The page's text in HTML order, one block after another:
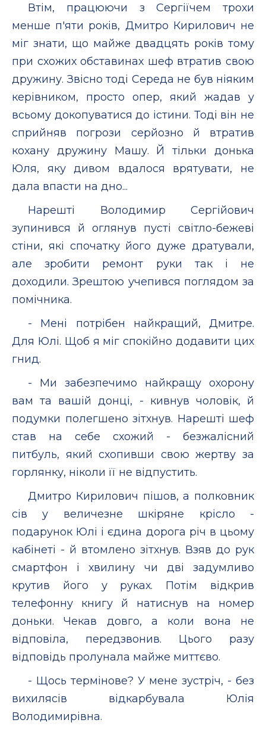
Втім, працюючи з Сергіїчем трохи
менше п'яти років, Дмитро Кирилович не
міг знати, що майже двадцять років тому
при схожих обставинах шеф втратив свою
дружину. Звісно тоді Середа не був ніяким
керівником, просто опер, який жадав у
всьому докопуватися до істини. Тоді він не
сприйняв погрози серйозно й втратив
кохану дружину Машу. Й тільки донька
Юля, яку дивом вдалося врятувати, не
дала впасти на дно...
Нарешті Володимир Сергійович
зупинився й оглянув пусті світло-бежеві
стіни, які спочатку його дуже дратували,
але зробити ремонт руки так і не
доходили. Зрештою учепився поглядом за
помічника.
- Мені потрібен найкращий, Дмитре.
Для Юлі. Щоб я міг спокійно додавити цих
гнид.
- Ми забезпечимо найкращу охорону
вам та вашій донці, - кивнув чоловік, й
подумки полегшено зітхнув. Нарешті шеф
став на себе схожий - безжалісний
питбуль, який схопивши свою жертву за
горлянку, ніколи її не відпустить.
Дмитро Кирилович пішов, а полковник
сів у величезне шкіряне крісло -
подарунок Юлі і єдина дорога річ в цьому
кабінеті - й втомлено зітхнув. Взяв до рук
смартфон і хвилину чи дві задумливо
крутив його у руках. Потім відкрив
телефонну книгу й натиснув на номер
доньки. Чекав довго, а коли вона не
відповіла, передзвонив. Цього разу
відповідь пролунала майже миттєво.
- Щось термінове? У мене зустріч, - без
вихилясів відкарбувала Юлія
Володимирівна.